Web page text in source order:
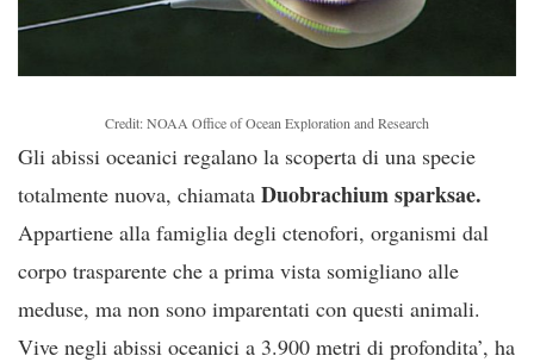
Credit: NOAA Office of Ocean Exploration and Research
Gli abissi oceanici regalano la scoperta di una specie
totalmente nuova, chiamata Duobrachium sparksae.
Appartiene alla famiglia degli ctenofori, organismi dal
corpo trasparente che a prima vista somigliano alle
meduse, ma non sono imparentati con questi animali.
Vive negli abissi oceanici a 3.900 metri di profondita’, ha